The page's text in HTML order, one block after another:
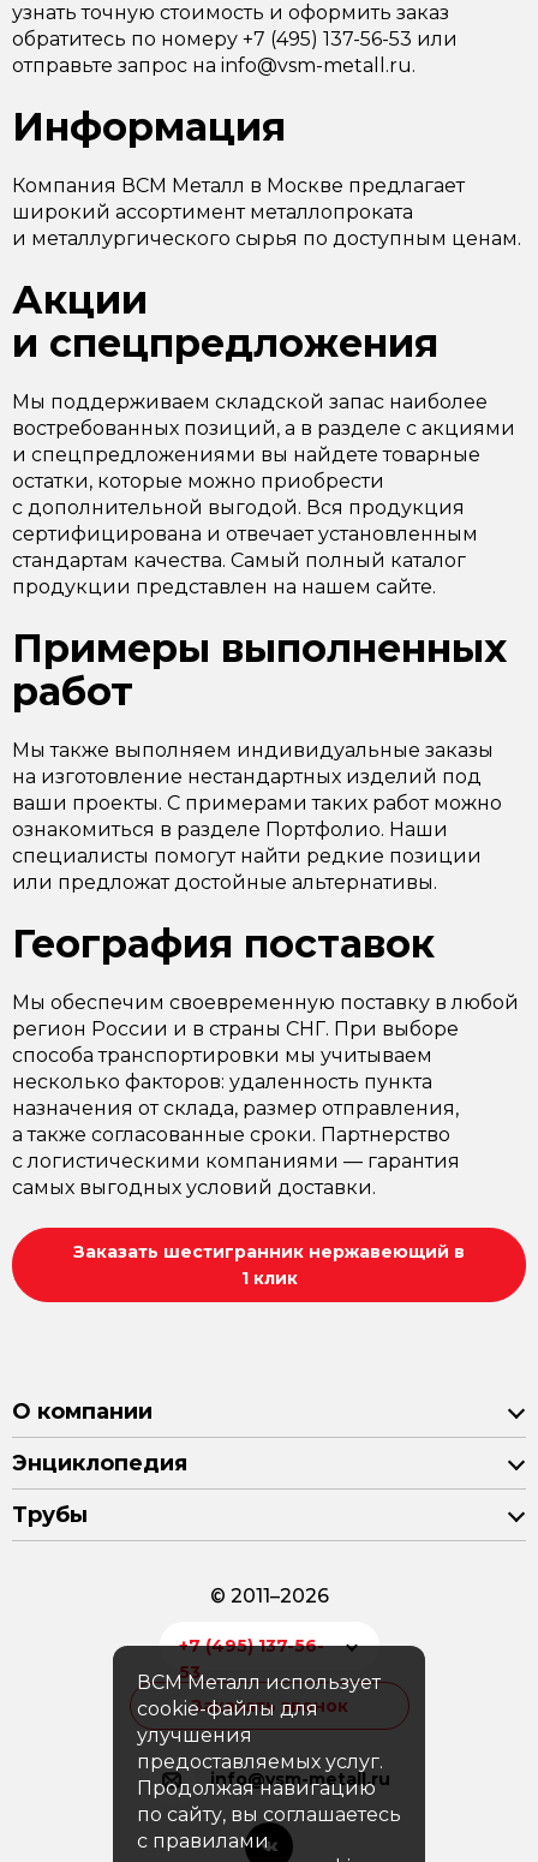
узнать точную стоимость и оформить заказ
обратитесь по номеру +7 (495) 137-56-53 или
отправьте запрос на info@vsm-metall.ru.
Информация
Компания ВСМ Металл в Москве предлагает
широкий ассортимент металлопроката
и металлургического сырья по доступным ценам.
Акции
и спецпредложения
Мы поддерживаем складской запас наиболее
востребованных позиций, а в разделе с акциями
и спецпредложениями вы найдете товарные
остатки, которые можно приобрести
с дополнительной выгодой. Вся продукция
сертифицирована и отвечает установленным
стандартам качества. Самый полный каталог
продукции представлен на нашем сайте.
Примеры выполненных
работ
Мы также выполняем индивидуальные заказы
на изготовление нестандартных изделий под
ваши проекты. С примерами таких работ можно
ознакомиться в разделе Портфолио. Наши
специалисты помогут найти редкие позиции
или предложат достойные альтернативы.
География поставок
Мы обеспечим своевременную поставку в любой
регион России и в страны СНГ. При выборе
способа транспортировки мы учитываем
несколько факторов: удаленность пункта
назначения от склада, размер отправления,
а также согласованные сроки. Партнерство
с логистическими компаниями — гарантия
самых выгодных условий доставки.
Заказать шестигранник нержавеющий в
1 клик
О компании
Энциклопедия
Трубы
© 2011–2026
+7 (495) 137-56-
53
Заказать звонок
info@vsm-metall.ru
ВСМ Металл использует
cookie-файлы для
улучшения
предоставляемых услуг.
Продолжая навигацию
по сайту, вы соглашаетесь
с правилами